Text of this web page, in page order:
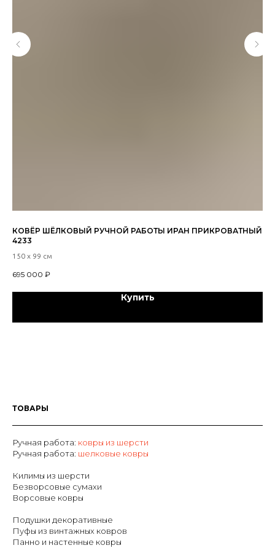
КОВЁР ШЁЛКОВЫЙ РУЧНОЙ РАБОТЫ ИРАН ПРИКРОВАТНЫЙ
4233
150 х 99 см
695 000 ₽
Купить
ТОВАРЫ
Ручная работа: ковры из шерсти
Ручная работа: шелковые ковры
Килимы из шерсти
Безворсовые сумахи
Ворсовые ковры
Подушки декоративные
Пуфы из винтажных ковров
Панно и настенные ковры